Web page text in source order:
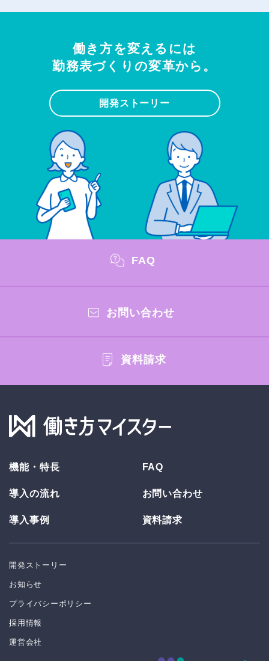
働き方を変えるには
勤務表づくりの変革から。
開発ストーリー
FAQ
お問い合わせ
資料請求
機能・特長
導入の流れ
導入事例
FAQ
お問い合わせ
資料請求
開発ストーリー
お知らせ
プライバシーポリシー
採用情報
運営会社